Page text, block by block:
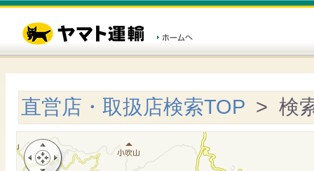
直営店・取扱店検索TOP > 検